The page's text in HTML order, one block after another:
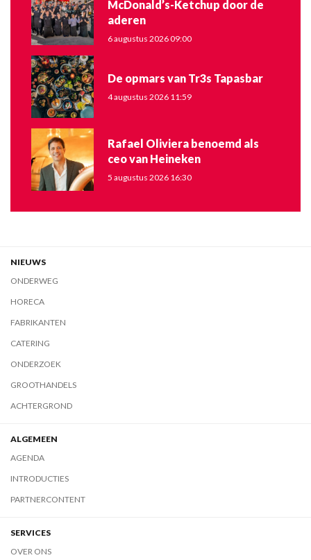
McDonald’s-Ketchup door de
aderen
6 augustus 2026 09:00
De opmars van Tr3s Tapasbar
4 augustus 2026 11:59
Rafael Oliviera benoemd als
ceo van Heineken
5 augustus 2026 16:30
NIEUWS
ONDERWEG
HORECA
FABRIKANTEN
CATERING
ONDERZOEK
GROOTHANDELS
ACHTERGROND
ALGEMEEN
AGENDA
INTRODUCTIES
PARTNERCONTENT
SERVICES
OVER ONS